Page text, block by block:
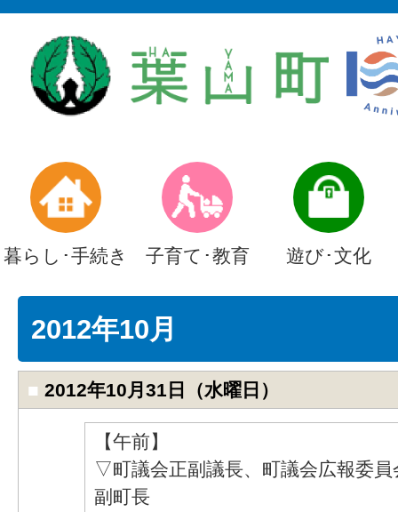
暮らし･手続き 子育て･教育 遊び･文化
2012年10月
■ 2012年10月31日（水曜日）
【午前】
▽町議会正副議長、町議会広報委員
副町長